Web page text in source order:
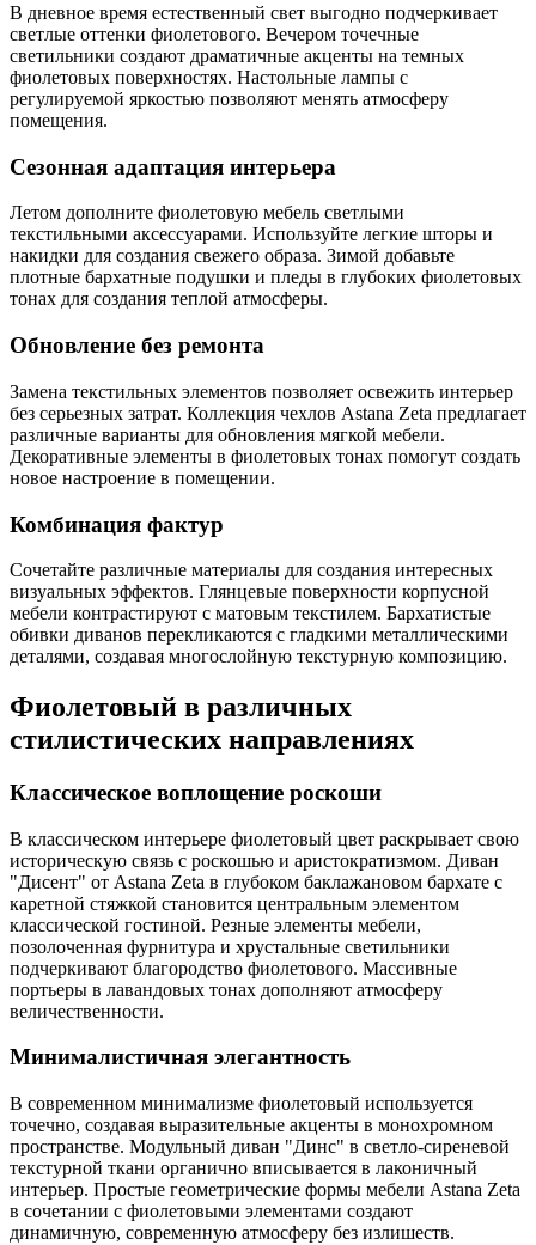
В дневное время естественный свет выгодно подчеркивает
светлые оттенки фиолетового. Вечером точечные
светильники создают драматичные акценты на темных
фиолетовых поверхностях. Настольные лампы с
регулируемой яркостью позволяют менять атмосферу
помещения.
Сезонная адаптация интерьера
Летом дополните фиолетовую мебель светлыми
текстильными аксессуарами. Используйте легкие шторы и
накидки для создания свежего образа. Зимой добавьте
плотные бархатные подушки и пледы в глубоких фиолетовых
тонах для создания теплой атмосферы.
Обновление без ремонта
Замена текстильных элементов позволяет освежить интерьер
без серьезных затрат. Коллекция чехлов Astana Zeta предлагает
различные варианты для обновления мягкой мебели.
Декоративные элементы в фиолетовых тонах помогут создать
новое настроение в помещении.
Комбинация фактур
Сочетайте различные материалы для создания интересных
визуальных эффектов. Глянцевые поверхности корпусной
мебели контрастируют с матовым текстилем. Бархатистые
обивки диванов перекликаются с гладкими металлическими
деталями, создавая многослойную текстурную композицию.
Фиолетовый в различных
стилистических направлениях
Классическое воплощение роскоши
В классическом интерьере фиолетовый цвет раскрывает свою
историческую связь с роскошью и аристократизмом. Диван
"Дисент" от Astana Zeta в глубоком баклажановом бархате с
каретной стяжкой становится центральным элементом
классической гостиной. Резные элементы мебели,
позолоченная фурнитура и хрустальные светильники
подчеркивают благородство фиолетового. Массивные
портьеры в лавандовых тонах дополняют атмосферу
величественности.
Минималистичная элегантность
В современном минимализме фиолетовый используется
точечно, создавая выразительные акценты в монохромном
пространстве. Модульный диван "Динс" в светло-сиреневой
текстурной ткани органично вписывается в лаконичный
интерьер. Простые геометрические формы мебели Astana Zeta
в сочетании с фиолетовыми элементами создают
динамичную, современную атмосферу без излишеств.